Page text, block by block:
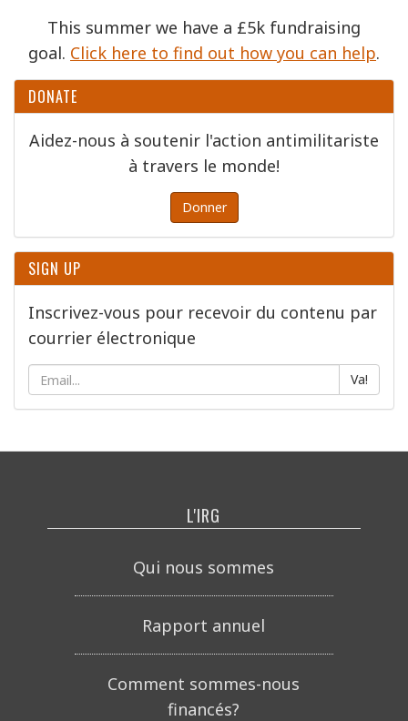
This summer we have a £5k fundraising
goal. Click here to find out how you can help.
DONATE
Aidez-nous à soutenir l'action antimilitariste
à travers le monde!
Donner
SIGN UP
Inscrivez-vous pour recevoir du contenu par
courrier électronique
Va!
L'IRG
Qui nous sommes
Rapport annuel
Comment sommes-nous
financés?